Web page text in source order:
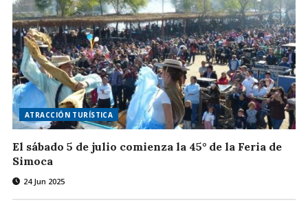
ATRACCIÓN TURÍSTICA
El sábado 5 de julio comienza la 45° de la Feria de
Simoca
24 Jun 2025